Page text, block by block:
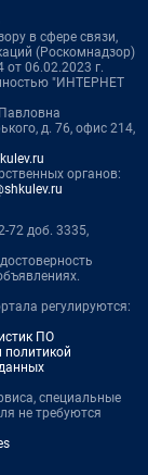
в сфере связи,
(Роскомнадзор)
06.02.2023 г.
"ИНТЕРНЕТ
д. 76, офис 214,
органов:
72 доб. 3335,
регулируются:
ПО
политикой
специальные
не требуются